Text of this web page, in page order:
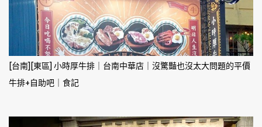
[台南][東區] 小時厚牛排｜台南中華店｜沒驚豔也沒太大問題的平價
牛排+自助吧｜食記